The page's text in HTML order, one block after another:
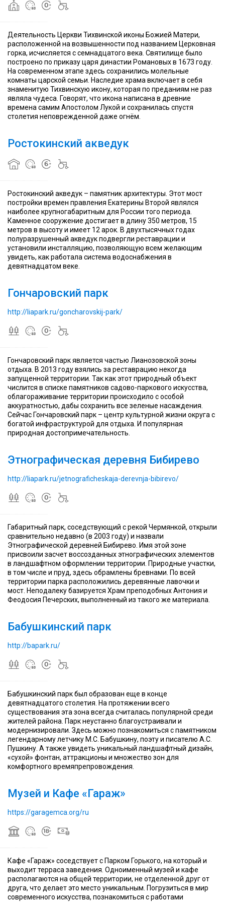
Божией
Матери
Тихвинской
церкви
Божией
Матери
Божией
Матери
Тихвинской
церкви
Божией
Матери
Деятельность Церкви Тихвинской иконы Божией Матери,
расположенной на возвышенности под названием Церковная
горка, исчисляется с семнадцатого века. Святилище было
построено по приказу царя династии Романовых в 1673 году.
На современном этапе здесь сохранились молельные
комнаты царской семьи. Наследие храма включает в себя
знаменитую Тихвинскую икону, которая по преданиям не раз
являла чудеса. Говорят, что икона написана в древние
времена самим Апостолом Лукой и сохранилась спустя
столетия неповрежденной даже огнём.
Ростокинский акведук
акведук
—
гидротехническое
сооружение
упразднённого
Мытищинского
водопровода,
единственный
сохранившийся
акведук
построенных
этой
системы
Проходит
над
долиной
реки
в
1784
годах
Ростокинский
акведук
неофициальным
«Миллионный
мост»
акведук
—
гидротехническое
сооружение
упразднённого
Мытищинского
водопровода,
единственный
сохранившийся
акведук
построенных
этой
системы
Проходит
над
долиной
реки
в
1784
годах
Ростокинский
акведук
неофициальным
«Миллионный
мост»
Ростокинский акведук – памятник архитектуры. Этот мост
постройки времен правления Екатерины Второй являлся
наиболее крупногабаритным для России того периода.
Каменное сооружение достигает в длину 350 метров, 15
метров в высоту и имеет 12 арок. В двухтысячных годах
полуразрушенный акведук подвергли реставрации и
установили инсталляцию, позволяющую всем желающим
увидеть, как работала система водоснабжения в
девятнадцатом веке.
Гончаровский парк
http://liapark.ru/goncharovskij-park/
22
—
официально
после
благоустройства
В
расположен
зонами
отдыха,
плавающий
фонтан,
беседки,
«летняя
читальня»,
площадка
с
для
проведения
культурно
массовых
мероприятий
территории
парка
работает
Wi-
22
—
парк
официально
после
благоустройства
В
расположен
зонами
отдыха,
плавающий
фонтан,
беседки,
«летняя
читальня»,
площадка
с
для
проведения
культурно
массовых
мероприятий
территории
работает
Wi-
Fi
Гончаровский парк является частью Лианозовской зоны
отдыха. В 2013 году взялись за реставрацию некогда
запущенной территории. Так как этот природный объект
числится в списке памятников садово-паркового искусства,
облагораживание территории происходило с особой
аккуратностью, дабы сохранить все зеленые насаждения.
Сейчас Гончаровский парк – центр культурной жизни округа с
богатой инфраструктурой для отдыха. И популярная
природная достопримечательность.
Этнографическая деревня Бибирево
http://liapark.ru/jetnograficheskaja-derevnja-bibirevo/
Этнографическая
деревня
Бибирево
—
парк
«Зелёная
зона
в
стилизованный
этнографическую
деревню
Площадь
парка
9,58
общая
12
га
В
XIX
веке
на
этой
территории
находилась
деревня
27
дворами,
где
91
человек
Этнографическая
деревня
Бибирево
—
парк
«Зелёная
зона
в
Москве,
стилизованный
этнографическую
деревню
Площадь
парка
9,58
га,
общая
12
В
XIX
веке
на
этой
территории
находилась
деревня
27
дворами,
где
91
человек
Габаритный парк, соседствующий с рекой Чермянкой, открыли
сравнительно недавно (в 2003 году) и назвали
Этнографической деревней Бибирево. Имя этой зоне
присвоили засчет воссозданных этнографических элементов
в ландшафтном оформлении территории. Природные участки,
в том числе и пруд, здесь обрамлены бревнами. По всей
территории парка расположились деревянные лавочки и
мост. Неподалеку базируется Храм преподобных Антония и
Феодосия Печерских, выполненный из такого же материала.
Бабушкинский парк
http://bapark.ru/
Бабушкинский
парк
—
небольшой
парк,
расположенный
на
района
Лосиноостровский
на
востоке
Москвы
Площадь
парка
составляет
7
Га
можно
увидеть
кремированное
Мао
Дзэдуна.
Бабушкинский
парк
—
небольшой
парк,
расположенный
на
района
Лосиноостровский
на
востоке
Москвы
Площадь
составляет
можно
кремированное
Мао
Дзэдуна.
Бабушкинский парк был образован еще в конце
девятнадцатого столетия. На протяжении всего
существования эта зона всегда считалась популярной среди
жителей района. Парк неустанно благоустраивали и
модернизировали. Здесь можно познакомиться с памятником
легендарному летчику М.С. Бабушкину, поэту и писателю А.С.
Пушкину. А также увидеть уникальный ландшафтный дизайн,
«сухой» фонтан, аттракционы и множество зон для
комфортного времяпрепровождения.
Музей и Кафе «Гараж»
https://garagemca.org/ru
Музей
современного
искусства
ведущий
музей
современного
в
России
Музей
основан
в
2008
году
Дарьей
Жуковой
Абрамовичем
располагается
Парке
Горького
В
рамках
проекта
функционируют
издательская
программа,
программа
российских
книжный
кафе
Музей
современного
искусства
ведущий
современного
в
России
Музей
основан
в
2008
году
Дарьей
Жуковой
Абрамовичем
располагается
Парке
Горького
В
рамках
проекта
функционируют
издательская
программа,
программа
российских
художников,
книжный
и
кафе
Кафе «Гараж» соседствует с Парком Горького, на который и
выходит терраса заведения. Одноименный музей и кафе
располагаются на общей территории, не отделенной друг от
друга, что делает это место уникальным. Погрузиться в мир
современного искусства, познакомиться с работами
торгово-
выставочный
и
офисный
комплекс
торгово-
выставочный
и
офисный
комплекс